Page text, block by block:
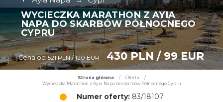
WYCIECZKA MARATHON Z AYIA
NAPA DO SKARBÓW PÓŁNOCNEGO
CYPRU
Cena od 521 PLN / 120 EUR 430 PLN / 99 EUR
Strona główna / Oferta
/
Wycieczka Marathon z Ayia Napa do skarbów Północnego Cypru
Numer oferty:83/18107